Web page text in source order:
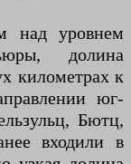
над уровнем
долина
километрах к
юг-
Бютц,
входили в